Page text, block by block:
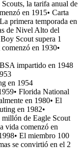
la tarifa anual de
en 1915• Carta
primera temporada en
de Nivel Alto del
Scout supera 1
en 1930•
impartido en 1948
en 1954
Florida National
en 1980• El
en 1982•
de Eagle Scout
vida comenzó en
El miembro 100
se convirtió en el 2